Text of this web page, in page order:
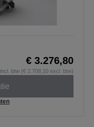
€ 3.276,80
incl. btw (€ 2.708,10 excl. btw)